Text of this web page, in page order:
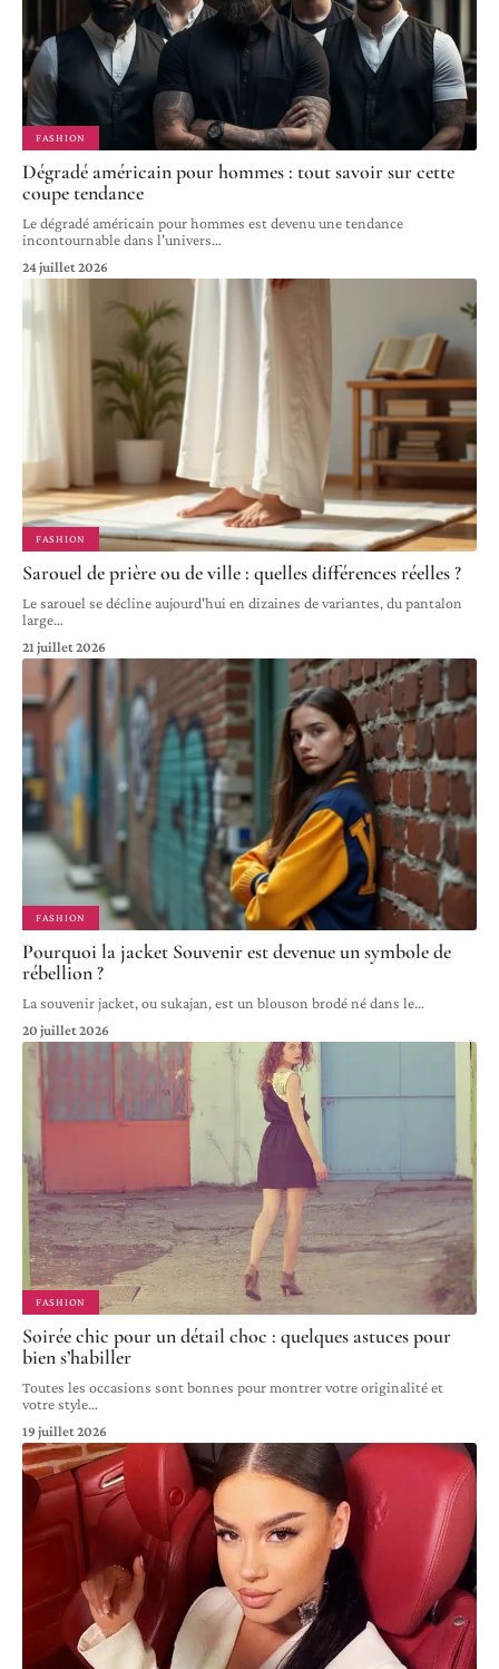
FASHION
Dégradé américain pour hommes : tout savoir sur cette
coupe tendance
Le dégradé américain pour hommes est devenu une tendance
incontournable dans l'univers…
24 juillet 2026
FASHION
Sarouel de prière ou de ville : quelles différences réelles ?
Le sarouel se décline aujourd'hui en dizaines de variantes, du pantalon
large…
21 juillet 2026
FASHION
Pourquoi la jacket Souvenir est devenue un symbole de
rébellion ?
La souvenir jacket, ou sukajan, est un blouson brodé né dans le…
20 juillet 2026
FASHION
Soirée chic pour un détail choc : quelques astuces pour
bien s’habiller
Toutes les occasions sont bonnes pour montrer votre originalité et
votre style…
19 juillet 2026